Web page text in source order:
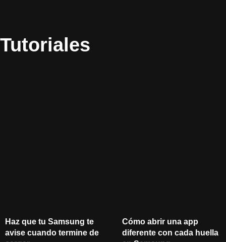
Tutoriales
Haz que tu Samsung te
avise cuando termine de
Cómo abrir una app
diferente con cada huella